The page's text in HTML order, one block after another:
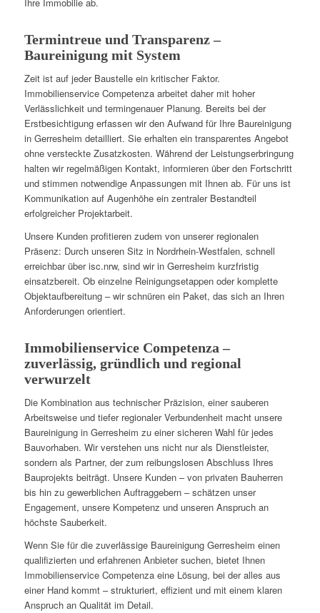
Termintreue und Transparenz –
Baureinigung mit System
Zeit ist auf jeder Baustelle ein kritischer Faktor.
Immobilienservice Competenza arbeitet daher mit hoher
Verlässlichkeit und termingenauer Planung. Bereits bei der
Erstbesichtigung erfassen wir den Aufwand für Ihre Baureinigung
in Gerresheim detailliert. Sie erhalten ein transparentes Angebot
ohne versteckte Zusatzkosten. Während der Leistungserbringung
halten wir regelmäßigen Kontakt, informieren über den Fortschritt
und stimmen notwendige Anpassungen mit Ihnen ab. Für uns ist
Kommunikation auf Augenhöhe ein zentraler Bestandteil
erfolgreicher Projektarbeit.
Unsere Kunden profitieren zudem von unserer regionalen
Präsenz: Durch unseren Sitz in Nordrhein-Westfalen, schnell
erreichbar über isc.nrw, sind wir in Gerresheim kurzfristig
einsatzbereit. Ob einzelne Reinigungsetappen oder komplette
Objektaufbereitung – wir schnüren ein Paket, das sich an Ihren
Anforderungen orientiert.
Immobilienservice Competenza –
zuverlässig, gründlich und regional
verwurzelt
Die Kombination aus technischer Präzision, einer sauberen
Arbeitsweise und tiefer regionaler Verbundenheit macht unsere
Baureinigung in Gerresheim zu einer sicheren Wahl für jedes
Bauvorhaben. Wir verstehen uns nicht nur als Dienstleister,
sondern als Partner, der zum reibungslosen Abschluss Ihres
Bauprojekts beiträgt. Unsere Kunden – von privaten Bauherren
bis hin zu gewerblichen Auftraggebern – schätzen unser
Engagement, unsere Kompetenz und unseren Anspruch an
höchste Sauberkeit.
Wenn Sie für die zuverlässige Baureinigung Gerresheim einen
qualifizierten und erfahrenen Anbieter suchen, bietet Ihnen
Immobilienservice Competenza eine Lösung, bei der alles aus
einer Hand kommt – strukturiert, effizient und mit einem klaren
Anspruch an Qualität im Detail.